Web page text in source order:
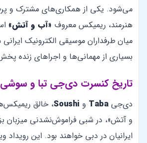
می‌شود. یکی از همکاری‌های مشترک و
هنرمند، ریمیکس معروف «آب و آتش»
میان طرفداران موسیقی الکترونیک
بسیاری از مهمانی‌ها و اجراهای زنده
تاریخ کنسرت دی‌جی تبا و
‏دی‌جی Taba و Soushi، خالق
و آتش»، در شبی فراموش‌نشدنی میزبان
ایرانیان در دبی خواهند بود. این رویداد